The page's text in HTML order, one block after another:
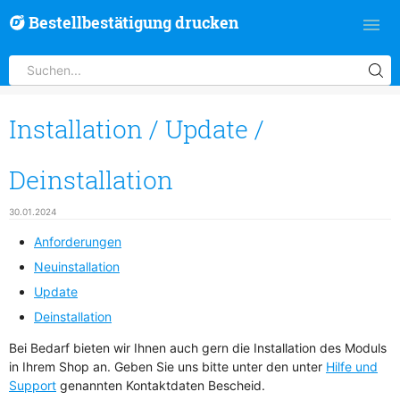
Bestellbestätigung drucken
Installation / Update /
Deinstallation
30.01.2024
Anforderungen
Neuinstallation
Update
Deinstallation
Bei Bedarf bieten wir Ihnen auch gern die Installation des Moduls
in Ihrem Shop an. Geben Sie uns bitte unter den unter Hilfe und
Support genannten Kontaktdaten Bescheid.